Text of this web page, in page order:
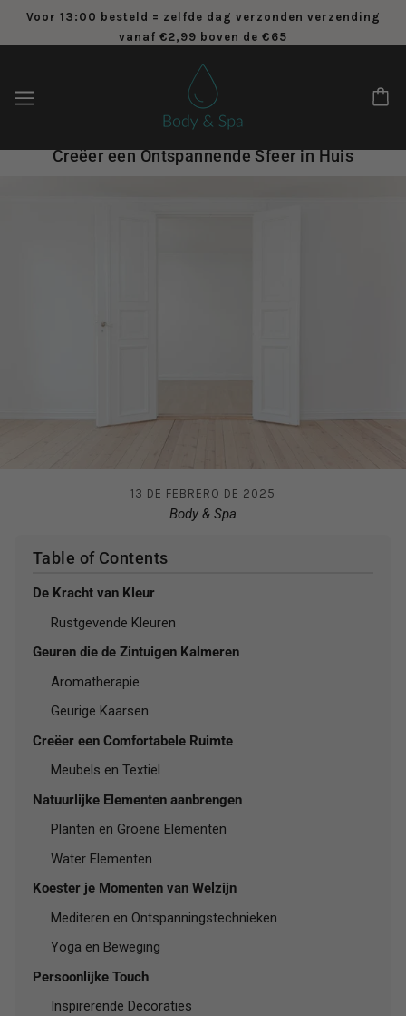
Voor 13:00 besteld = zelfde dag verzonden verzending
vanaf €2,99 boven de €65
Creëer een Ontspannende Sfeer in Huis
13 DE FEBRERO DE 2025
Body & Spa
Table of Contents
De Kracht van Kleur
Rustgevende Kleuren
Geuren die de Zintuigen Kalmeren
Aromatherapie
Geurige Kaarsen
Creëer een Comfortabele Ruimte
Meubels en Textiel
Natuurlijke Elementen aanbrengen
Planten en Groene Elementen
Water Elementen
Koester je Momenten van Welzijn
Mediteren en Ontspanningstechnieken
Yoga en Beweging
Persoonlijke Touch
Inspirerende Decoraties